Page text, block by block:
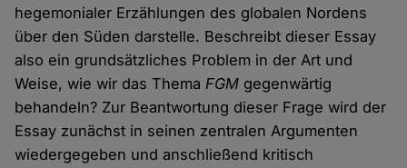
hegemonialer Erzählungen des globalen Nordens
über den Süden darstelle. Beschreibt dieser Essay
also ein grundsätzliches Problem in der Art und
Weise, wie wir das ThemaFGM gegenwärtig
behandeln? Zur Beantwortung dieser Frage wird der
Essay zunächst in seinen zentralen Argumenten
wiedergegeben und anschließend kritisch